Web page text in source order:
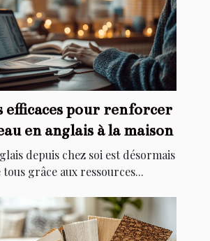
efficaces pour renforcer
en anglais à la maison
depuis chez soi est désormais
grâce aux ressources...